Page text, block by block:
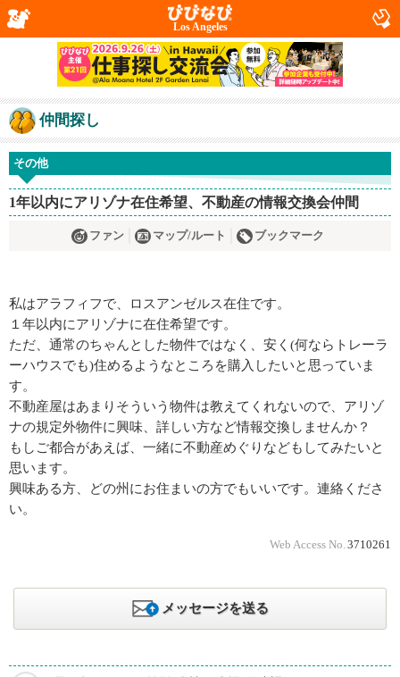
Los Angeles
仲間探し
その他
1年以内にアリゾナ在住希望、不動産の情報交換会仲間
ファン マップ/ルート ブックマーク
私はアラフィフで、ロスアンゼルス在住です。
１年以内にアリゾナに在住希望です。
ただ、通常のちゃんとした物件ではなく、安く(何ならトレーラ
ーハウスでも)住めるようなところを購入したいと思っていま
す。
不動産屋はあまりそういう物件は教えてくれないので、アリゾ
ナの規定外物件に興味、詳しい方など情報交換しませんか？
もしご都合があえば、一緒に不動産めぐりなどもしてみたいと
思います。
興味ある方、どの州にお住まいの方でもいいです。連絡くださ
い。
Web Access No. 3710261
メッセージを送る